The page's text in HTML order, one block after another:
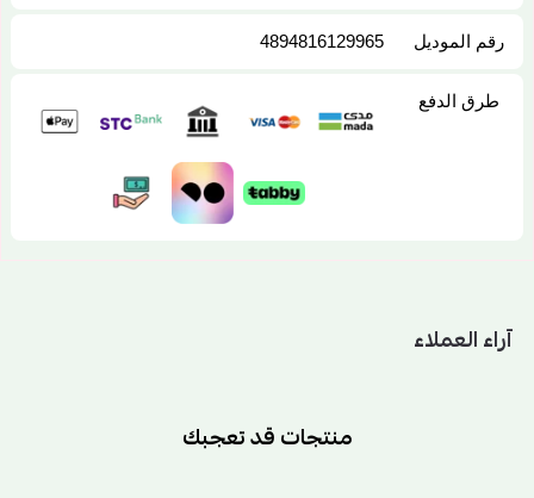
رقم الموديل 4894816129965
طرق الدفع
آراء العملاء
منتجات قد تعجبك